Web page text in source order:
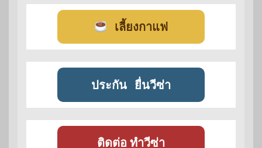
เลี้ยงกาแฟ
ประกัน ยื่นวีซ่า
ติดต่อ ทำวีซ่า